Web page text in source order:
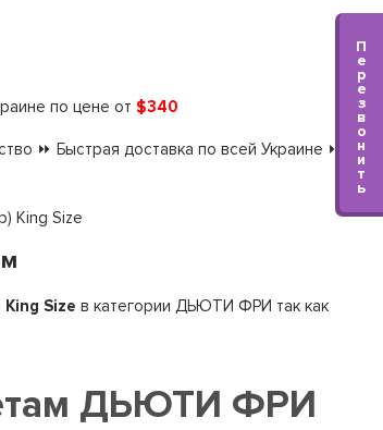
по цене от$340
⏩ Быстрая доставка по всей Украине ⏩
King Size
Size в категории ДЬЮТИ ФРИ так как
ДЬЮТИ ФРИ
П
е
р
е
з
в
о
н
и
т
ь